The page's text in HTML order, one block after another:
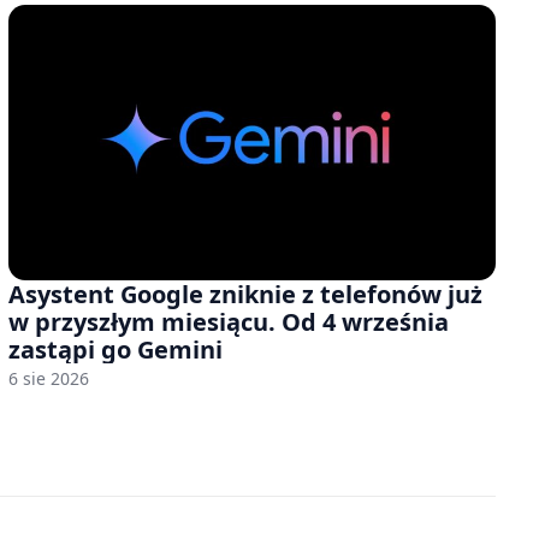
Asystent Google zniknie z telefonów już
w przyszłym miesiącu. Od 4 września
zastąpi go Gemini
6 sie 2026